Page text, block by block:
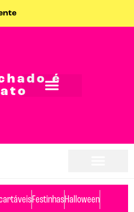
é
FestinhasHalloween